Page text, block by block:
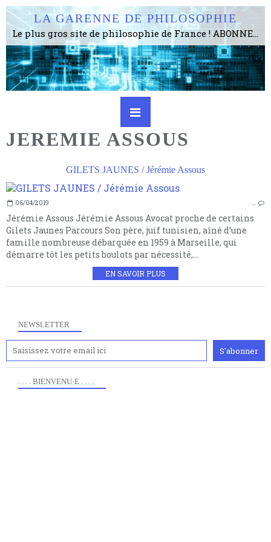
LA GARENNE DE PHILOSOPHIE
Le plus gros site de philosophie de France ! ABONNEZ-VOUS ! 4115 Articles, 1634 abonné·e·s, depuis 2006 . . . . . . . . 2 852 214 pages vues jusqu'à présent. Prestance et être apte à un plus grand nombre de choses.
JEREMIE ASSOUS
GILETS JAUNES / Jérémie Assous
06/04/2019 …
Jérémie Assous Jérémie Assous Avocat proche de certains
Gilets Jaunes Parcours Son père, juif tunisien, aîné d’une
famille nombreuse débarquée en 1959 à Marseille, qui
démarre tôt les petits boulots par nécessité,...
EN SAVOIR PLUS
NEWSLETTER
. . . . BIENVENU·E . . . .